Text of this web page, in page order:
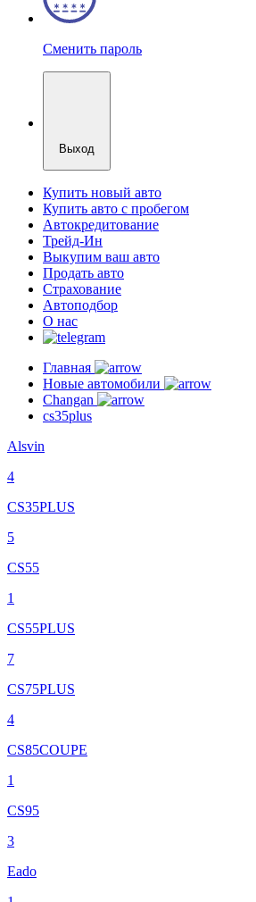
Сменить пароль
Выход
Купить новый авто
Купить авто с пробегом
Автокредитование
Трейд-Ин
Выкупим ваш авто
Продать авто
Страхование
Автоподбор
О нас
Главная
Новые автомобили
Changan
cs35plus
Alsvin
4
CS35PLUS
5
CS55
1
CS55PLUS
7
CS75PLUS
4
CS85COUPE
1
CS95
3
Eado